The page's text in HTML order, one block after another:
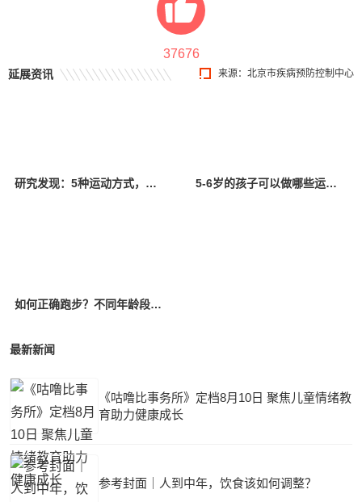
37676
来源：北京市疾病预防控制中心
延展资讯
研究发现：5种运动方式，可能会加速衰老，你知道吗？ 5-6岁的孩子可以做哪些运动？
如何正确跑步？不同年龄段的建议锻炼量~
最新新闻
《咕噜比事务所》定档8月10日 聚焦儿童情绪教
育助力健康成长
参考封面｜人到中年，饮食该如何调整？